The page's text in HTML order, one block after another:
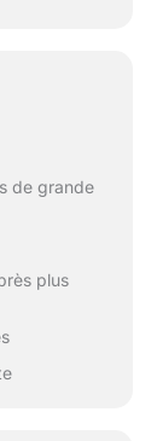
de grande
plus